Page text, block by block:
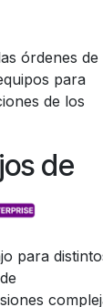
órdenes de
para
de los
de
para